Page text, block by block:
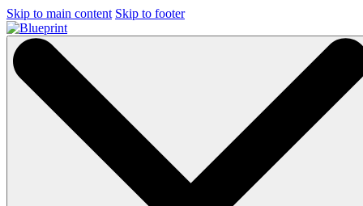
Skip to main content Skip to footer